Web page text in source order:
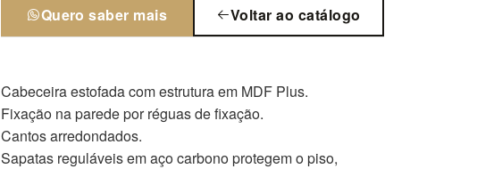
Quero saber mais Voltar ao catálogo
Cabeceira estofada com estrutura em MDF Plus.
Fixação na parede por réguas de fixação.
Cantos arredondados.
Sapatas reguláveis em aço carbono protegem o piso,